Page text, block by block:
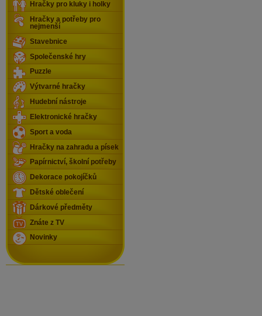
Hračky pro kluky i holky
Hračky a potřeby pro
nejmenší
Stavebnice
Společenské hry
Puzzle
Výtvarné hračky
Hudební nástroje
Elektronické hračky
Sport a voda
Hračky na zahradu a písek
Papírnictví, školní potřeby
Dekorace pokojíčků
Dětské oblečení
Dárkové předměty
Znáte z TV
Novinky